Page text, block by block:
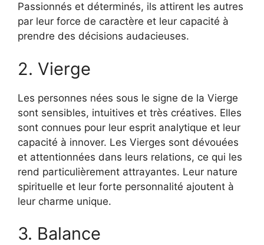
Passionnés et déterminés, ils attirent les autres
par leur force de caractère et leur capacité à
prendre des décisions audacieuses.
2. Vierge
Les personnes nées sous le signe de la Vierge
sont sensibles, intuitives et très créatives. Elles
sont connues pour leur esprit analytique et leur
capacité à innover. Les Vierges sont dévouées
et attentionnées dans leurs relations, ce qui les
rend particulièrement attrayantes. Leur nature
spirituelle et leur forte personnalité ajoutent à
leur charme unique.
3. Balance